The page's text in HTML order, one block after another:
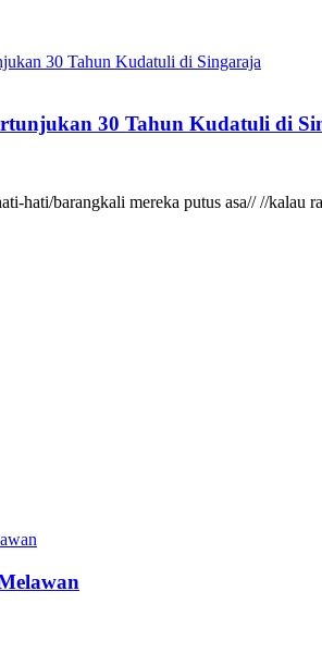
30 Tahun Kudatuli di
hati/barangkali mereka putus asa// //